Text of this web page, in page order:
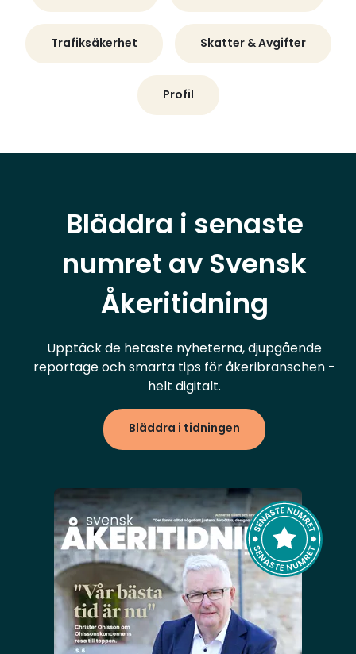
Trafiksäkerhet Skatter & Avgifter
Profil
Bläddra i senaste
numret av Svensk
Åkeritidning
Upptäck de hetaste nyheterna, djupgående
reportage och smarta tips för åkeribranschen -
helt digitalt.
Bläddra i tidningen